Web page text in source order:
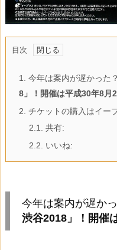
目次
1. 今年は案内が遅かった？
8」！開催は平成30年8月
2. チケットの購入はイー
2.1.
共有:
2.2.
いいね:
今年は案内が遅か
渋谷2018」！開催